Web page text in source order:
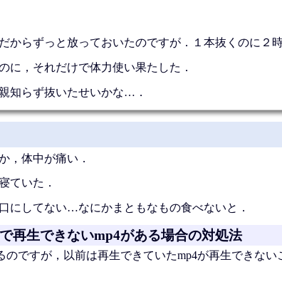
からずっと放っておいたのですが．１本抜くのに２
に，それだけで体力使い果たした．
知らず抜いたせいかな…．
，体中が痛い．
ていた．
にしてない…なにかまともなもの食べないと．
再生できないmp4がある場合の対処法
のですが，以前は再生できていたmp4が再生できな